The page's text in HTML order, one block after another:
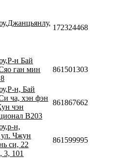
17232446857467
н Бай
ган мин
8615013034588
н, Бай
ча, хэн фэн
чэн
В203
8618676622001
н,
Чжун
си, 22
3, 101
8615999955589